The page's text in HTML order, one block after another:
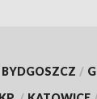
BYDGOSZCZ /